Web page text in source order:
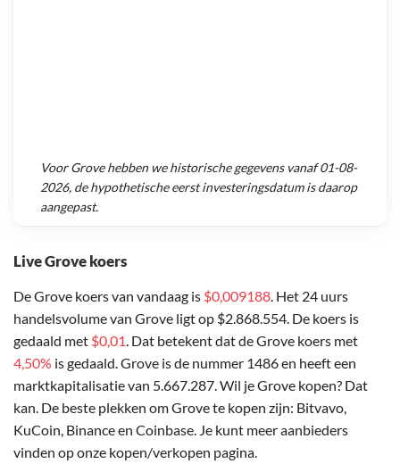
Live Grove koers
De Grove koers van vandaag is $0,009188. Het 24 uurs
handelsvolume van Grove ligt op $2.868.554. De koers is
gedaald met $0,01. Dat betekent dat de Grove koers met
4,50% is gedaald. Grove is de nummer 1486 en heeft een
marktkapitalisatie van 5.667.287. Wil je Grove kopen? Dat
kan. De beste plekken om Grove te kopen zijn: Bitvavo,
KuCoin, Binance en Coinbase. Je kunt meer aanbieders
vinden op onze kopen/verkopen pagina.
VoorGrovehebben we historische gegevens vanaf01-08-
2026, de hypothetische eerst investeringsdatum is daarop
aangepast.